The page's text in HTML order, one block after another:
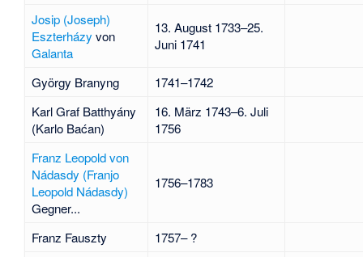
Josip (Joseph)
Eszterházy von
Galanta
13. August 1733–25.
Juni 1741
György Branyng
1741–1742
Karl Graf Batthyány
(Karlo Baćan)
16. März 1743–6. Juli
1756
Franz Leopold von
Nádasdy (Franjo
Leopold Nádasdy)
Gegner...
1756–1783
Franz Fauszty
1757– ?